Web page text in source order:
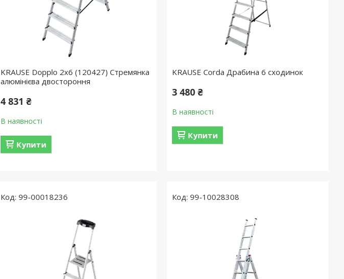
KRAUSE Dopplo 2x6 (120427) Стремянка
алюмінієва двостороння
4 831 ₴
В наявності
Купити
KRAUSE Corda Драбина 6 сходинок
3 480 ₴
В наявності
Купити
99-00018236 99-10028308